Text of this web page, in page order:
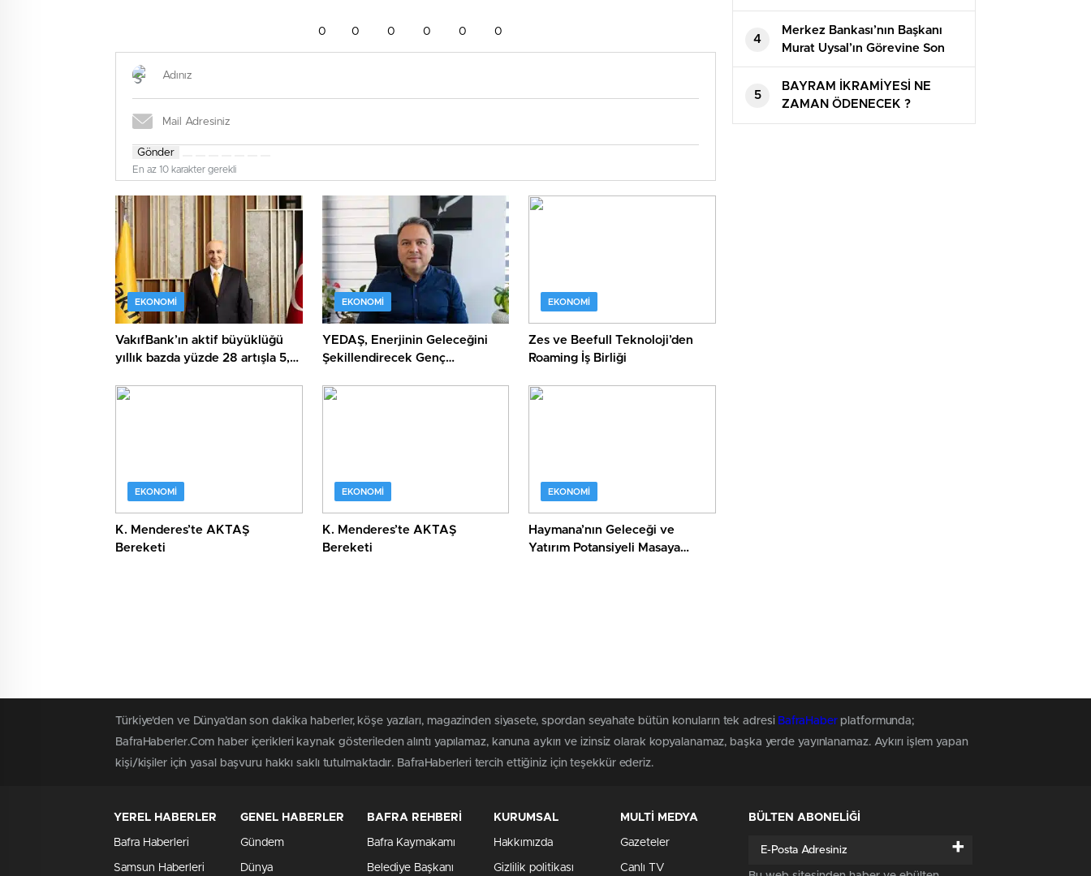
0 0 0 0 0 0
Gönder
En az 10 karakter gerekli
EKONOMI
VakıfBank’ın aktif büyüklüğü
yıllık bazda yüzde 28 artışla 5,8
EKONOMI
YEDAŞ, Enerjinin Geleceğini
Şekillendirecek Genç
EKONOMI
Zes ve Beefull Teknoloji’den
Roaming İş Birliği
EKONOMI
K. Menderes’te AKTAŞ
Bereketi
EKONOMI
K. Menderes’te AKTAŞ
Bereketi
EKONOMI
Haymana’nın Geleceği ve
Yatırım Potansiyeli Masaya
Kadar?
4
Merkez Bankası’nın Başkanı
Murat Uysal’ın Görevine Son
Verildi
5
BAYRAM İKRAMİYESİ NE
ZAMAN ÖDENECEK ?
Türkiye'den ve Dünya’dan son dakika haberler, köşe yazıları, magazinden siyasete, spordan seyahate bütün konuların tek adresi BafraHaberplatformunda;
BafraHaberler.Com haber içerikleri kaynak gösterileden alıntı yapılamaz, kanuna aykırı ve izinsiz olarak kopyalanamaz, başka yerde yayınlanamaz. Aykırı işlem yapan
kişi/kişiler için yasal başvuru hakkı saklı tutulmaktadır. BafraHaberleri tercih ettiğiniz için teşekkür ederiz.
YEREL HABERLER
Bafra Haberleri
Samsun Haberleri
GENEL HABERLER
Gündem
Dünya
BAFRA REHBERİ
Bafra Kaymakamı
Belediye Başkanı
KURUMSAL
Hakkımızda
Gizlilik politikası
MULTİ MEDYA
Gazeteler
Canlı TV
BÜLTEN ABONELİĞİ
+